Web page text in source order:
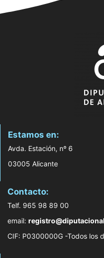
Estamos en:
Avda. Estación, nº 6
03005 Alicante
Contacto:
Telf. 965 98 89 00
email:
CIF: P0300000G -Todos los